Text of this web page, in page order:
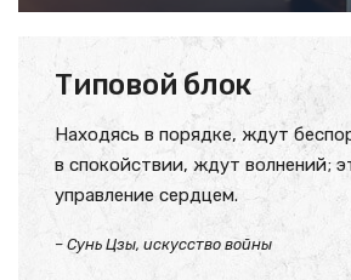
Типовой блок
Находясь в порядке, ждут
в спокойствии, ждут волнений;
управление сердцем.
– Сунь Цзы, искусство войны